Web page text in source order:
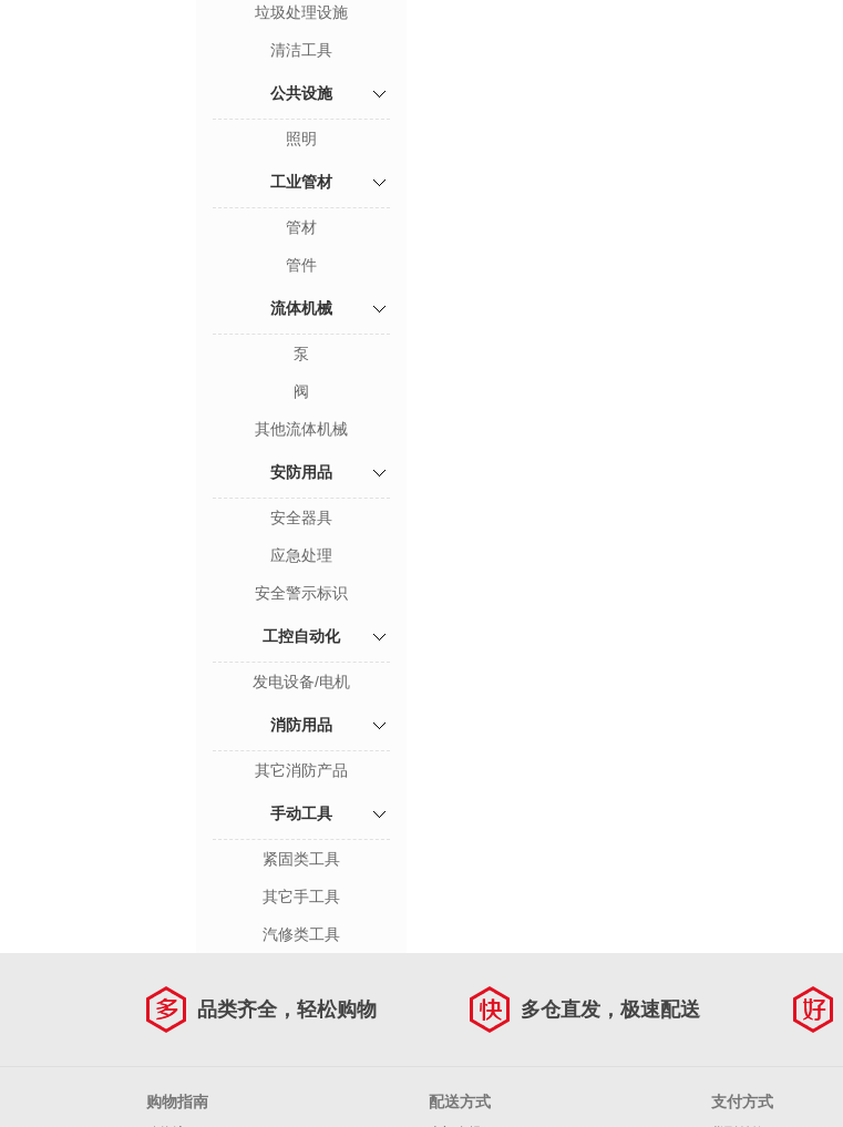
垃圾处理设施
清洁工具
公共设施
照明
工业管材
管材
管件
流体机械
泵
阀
其他流体机械
安防用品
安全器具
应急处理
安全警示标识
工控自动化
发电设备/电机
消防用品
其它消防产品
手动工具
紧固类工具
其它手工具
汽修类工具
品类齐全，轻松购物 多仓直发，极速配送
购物指南 配送方式 支付方式